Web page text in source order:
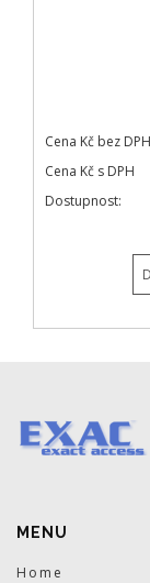
Cena Kč bez DPH
Cena Kč s DPH
Dostupnost:
MENU
Home